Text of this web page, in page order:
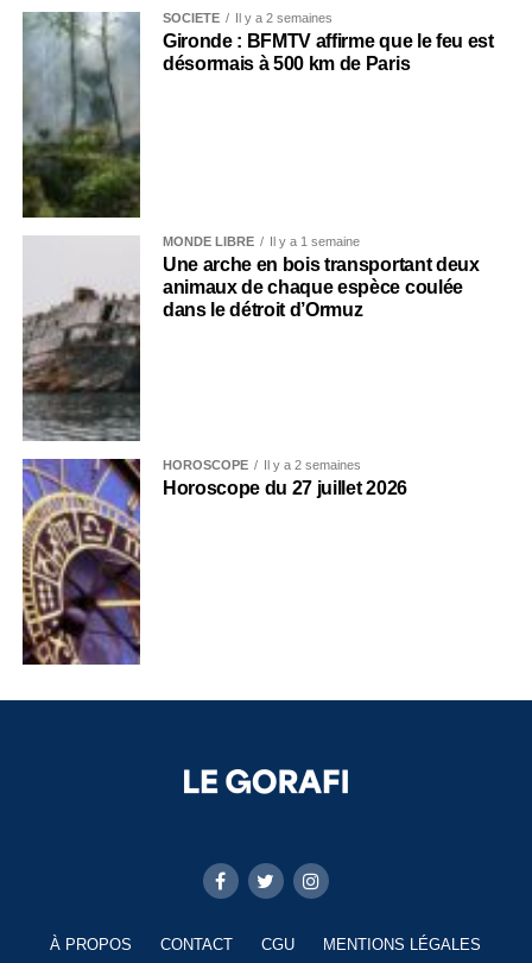
SOCIÉTÉ Il y a 2 semaines
Gironde : BFMTV affirme que le feu est
désormais à 500 km de Paris
MONDE LIBRE Il y a 1 semaine
Une arche en bois transportant deux
animaux de chaque espèce coulée
dans le détroit d’Ormuz
HOROSCOPE Il y a 2 semaines
Horoscope du 27 juillet 2026
À PROPOS CONTACT CGU MENTIONS LÉGALES